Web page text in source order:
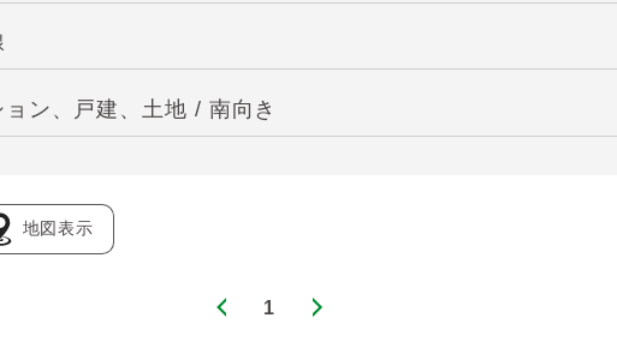
ン、戸建、土地 / 南向き
地図表示
1